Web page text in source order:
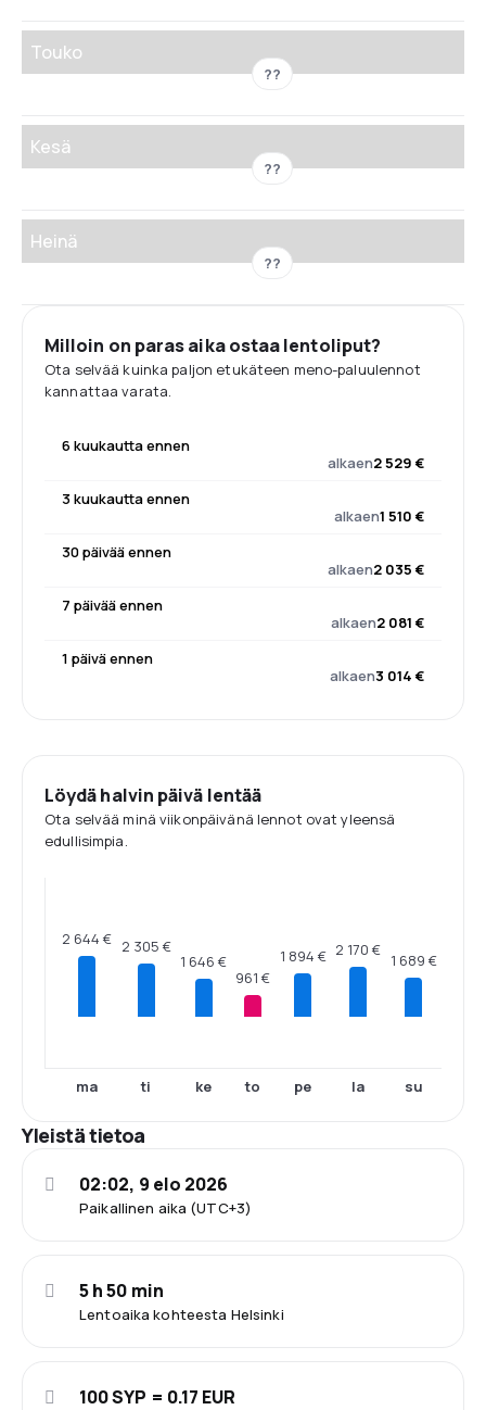
Touko
??
Kesä
??
Heinä
??
Milloin on paras aika ostaa lentoliput?
Ota selvää kuinka paljon etukäteen meno-paluulennot
kannattaa varata.
6 kuukautta ennen
alkaen2 529 €
3 kuukautta ennen
alkaen1 510 €
30 päivää ennen
alkaen2 035 €
7 päivää ennen
alkaen2 081 €
1 päivä ennen
alkaen3 014 €
Löydä halvin päivä lentää
Ota selvää minä viikonpäivänä lennot ovat yleensä
edullisimpia.
2 644 €
ma
2 305 €
ti
1 646 €
ke
961 €
to
1 894 €
pe
2 170 €
la
1 689 €
su
Yleistä tietoa
Paikallinen aika (UTC+3)
02:02, 9 elo 2026
Lentoaika kohteesta Helsinki
5 h 50 min
100 SYP = 0.17 EUR